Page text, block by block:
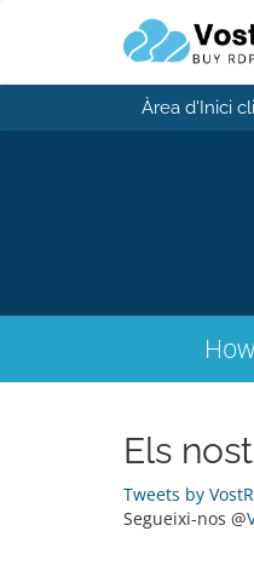
Àrea d'Inici
Els
Tweets by
Segueixi-nos @